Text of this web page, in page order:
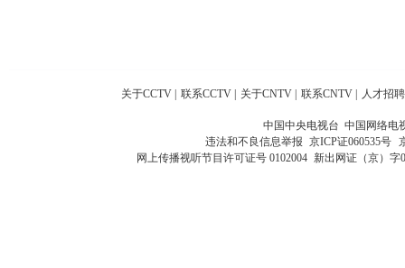
关于CCTV 联系CCTV 关于CNTV 联系CNTV 人才招聘
中国中央电视台 中国网络电
违法和不良信息举报 京ICP证060535号
网上传播视听节目许可证号 0102004 新出网证（京）